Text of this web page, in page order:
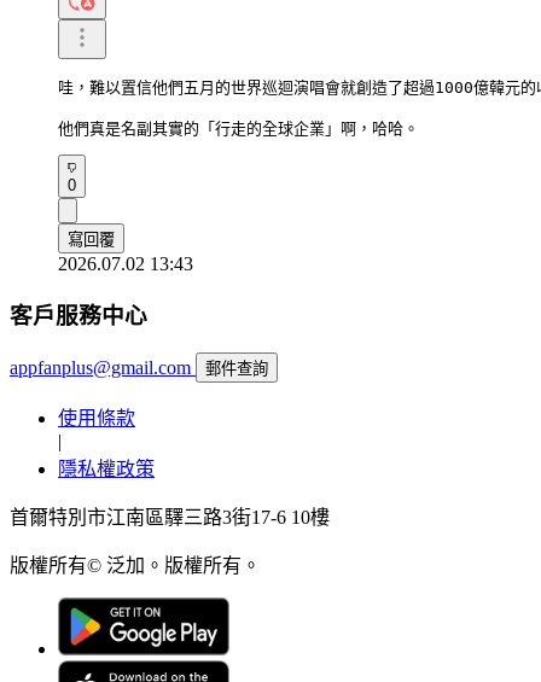
哇，難以置信他們五月的世界巡迴演唱會就創造了超過1000億韓元的
他們真是名副其實的「行走的全球企業」啊，哈哈。
0
寫回覆
2026.07.02 13:43
客戶服務中心
appfanplus@gmail.com 郵件查詢
使用條款
|
隱私權政策
首爾特別市江南區驛三路3街17-6 10樓
版權所有© 泛加。版權所有。